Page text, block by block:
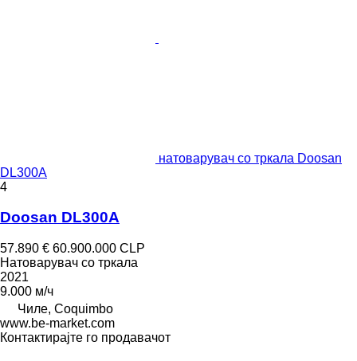
натоварувач со тркала Doosan
DL300A
4
Doosan DL300A
57.890 € 60.900.000 CLP
Натоварувач со тркала
2021
9.000 м/ч
Чиле, Coquimbo
www.be-market.com
Контактирајте го продавачот